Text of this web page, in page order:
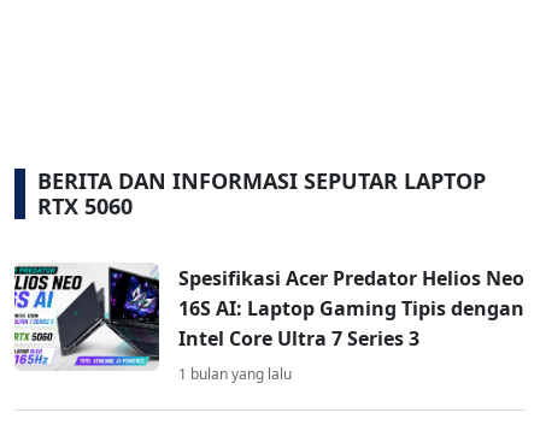
BERITA DAN INFORMASI SEPUTAR LAPTOP
RTX 5060
Spesifikasi Acer Predator Helios Neo
16S AI: Laptop Gaming Tipis dengan
Intel Core Ultra 7 Series 3
1 bulan yang lalu